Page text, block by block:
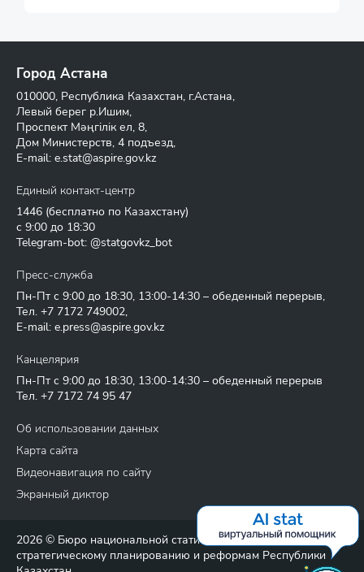
Город Астана
010000, Республика Казахстан, г.Астана,
Левый берег р.Ишим,
Проспект Мәңгілік ел, 8,
Дом Министерств, 4 подъезд,
E-mail: e.stat@aspire.gov.kz
Единый контакт-центр
1446 (бесплатно по Казахстану)
с 9:00 до 18:30
Telegram-bot: @statgovkz_bot
Пресс-служба
Пн-Пт с 9:00 до 18:30, 13:00-14:30 – обеденный перерыв,
Тел. +7 7172 749002,
E-mail: e.press@aspire.gov.kz
Канцелярия
Пн-Пт с 9:00 до 18:30, 13:00-14:30 – обеденный перерыв
Тел. +7 7172 74 95 47
Об использовании данных
Карта сайта
Видеонавигация по сайту
Экранный диктор
2026 © Бюро национальной статистики Агентства по
стратегическому планированию и реформам Республики